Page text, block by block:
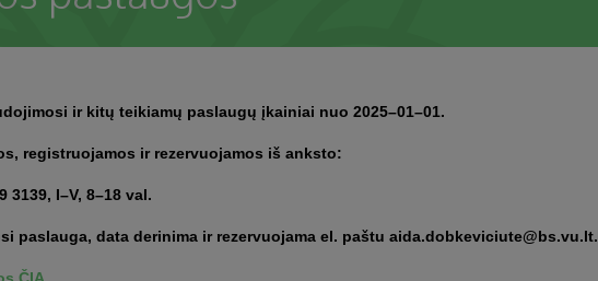
ir kitų teikiamų paslaugų įkainiai nuo 2025–01–01.
registruojamos ir rezervuojamos iš anksto:
I–V, 8–18 val.
paslauga, data derinima ir rezervuojama el. paštu aida.dobkeviciute@bs.vu.lt.